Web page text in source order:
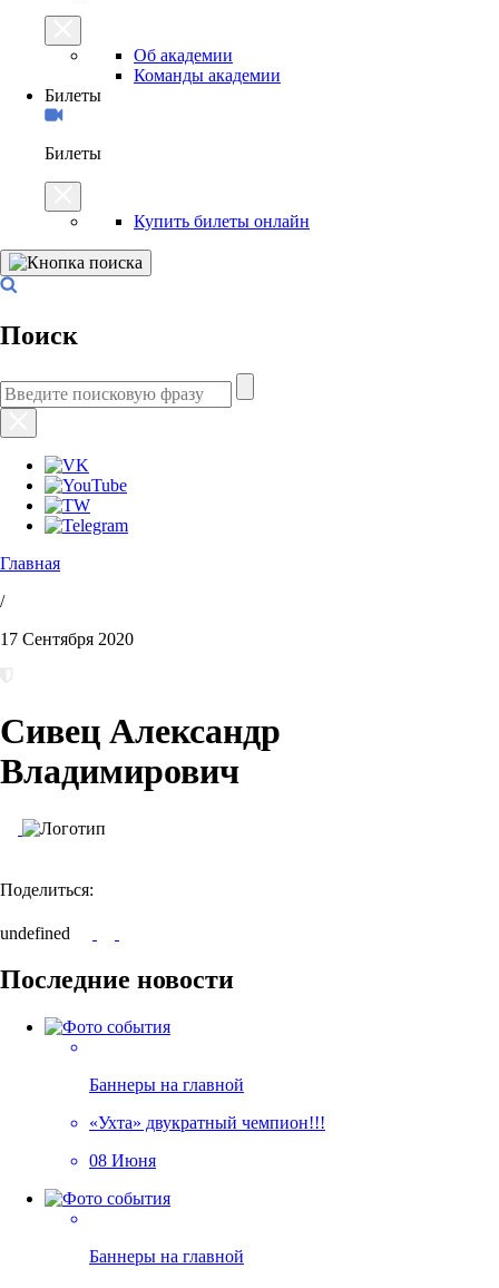
Об академии
Команды академии
Билеты
Билеты
Купить билеты онлайн
Поиск
Главная
/
17 Сентября 2020
Сивец Александр
Владимирович
Поделиться:
undefined
Последние новости
Баннеры на главной
«Ухта» двукратный чемпион!!!
08 Июня
Баннеры на главной